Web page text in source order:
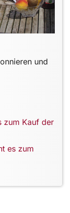
und
zum Kauf der
es zum